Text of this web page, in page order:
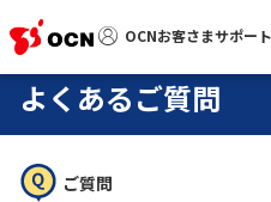
OCNお客さまサポート
OCNお客さまサポート
サポートトップ
よくあるご質問
ご質問